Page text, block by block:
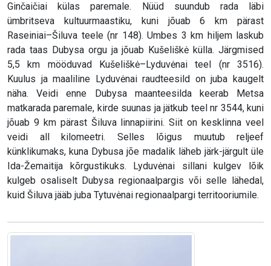
Ginčaičiai külas paremale. Nüüd suundub rada läbi
ümbritseva kultuurmaastiku, kuni jõuab 6 km pärast
Raseiniai–Šiluva teele (nr 148). Umbes 3 km hiljem laskub
rada taas Dubysa orgu ja jõuab Kušeliškė külla. Järgmised
5,5 km mööduvad Kušeliškė–Lyduvėnai teel (nr 3516).
Kuulus ja maaliline Lyduvėnai raudteesild on juba kaugelt
näha. Veidi enne Dubysa maanteesilda keerab Metsa
matkarada paremale, kirde suunas ja jätkub teel nr 3544, kuni
jõuab 9 km pärast Šiluva linnapiirini. Siit on kesklinna veel
veidi all kilomeetri. Selles lõigus muutub reljeef
künklikumaks, kuna Dybusa jõe madalik läheb järk-järgult üle
Ida-Žemaitija kõrgustikuks. Lyduvėnai sillani kulgev lõik
kulgeb osaliselt Dubysa regionaalpargis või selle lähedal,
kuid Šiluva jääb juba Tytuvėnai regionaalpargi territooriumile.